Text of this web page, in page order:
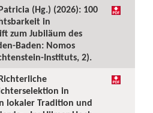
(Hg.) (2026): 100
in
zum Jubiläum des
Baden: Nomos
Instituts, 2).
in
lokaler Tradition und